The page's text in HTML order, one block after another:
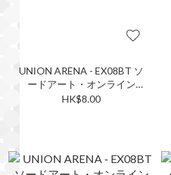
UNION ARENA - EX08BT ソ
ードアート・オンライン
Vol.2 -SAO-2-002 キリト SR
HK$8.00